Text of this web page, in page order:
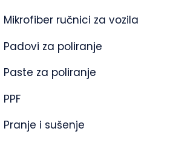
Mikrofiber ručnici za vozila
Padovi za poliranje
Paste za poliranje
PPF
Pranje i sušenje